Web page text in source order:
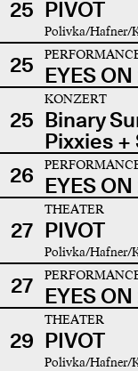
25 PIVOT
Polivka/Hafner/
25 EYES
25
KONZERT
Binary
Pixxies +
26 EYES
27
THEATER
PIVOT
Polivka/Hafner/
27 EYES
29
THEATER
PIVOT
Polivka/Hafner/